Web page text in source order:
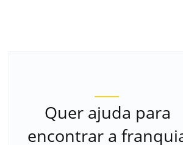
Quer ajuda para
encontrar a